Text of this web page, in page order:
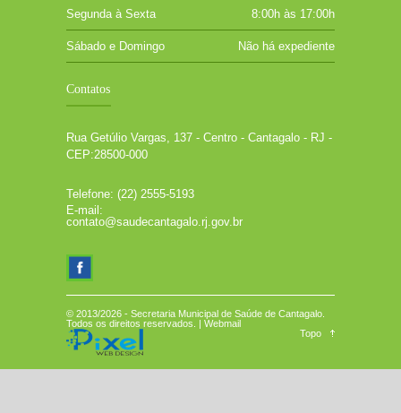
Segunda à Sexta 8:00h às 17:00h
Sábado e Domingo Não há expediente
Contatos
Rua Getúlio Vargas, 137 - Centro - Cantagalo - RJ -
CEP:28500-000
Telefone: (22) 2555-5193
E-mail:
contato@saudecantagalo.rj.gov.br
© 2013/2026 - Secretaria Municipal de Saúde de Cantagalo
Todos os direitos reservados. | Webmail
Topo